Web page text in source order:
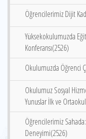
Öğrencilerimiz Dijit
Yüksekokulumuzda
Konferansı(2526)
Okulumuzda Öğrenci
Okulumuz Sosyal
Yunuslar İlk ve
Öğrencilerimiz
Deneyimi(2526)